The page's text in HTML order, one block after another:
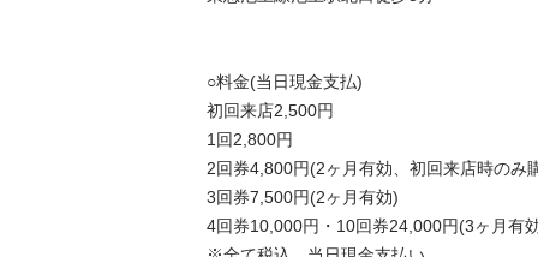
○料金(当日現金支払)
初回来店2,500円
1回2,800円
2回券4,800円(2ヶ月有効、初回来店時のみ
3回券7,500円(2ヶ月有効)
4回券10,000円・10回券24,000円(3ヶ月有